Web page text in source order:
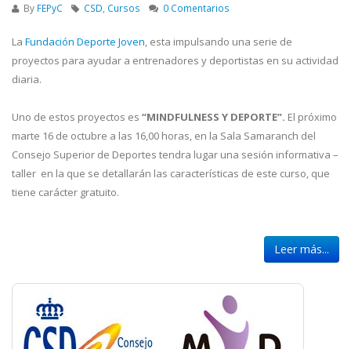
By FEPyC CSD Cursos 0 Comentarios
La Fundación Deporte Joven , esta impulsando una serie de
proyectos para ayudar a entrenadores y deportistas en su actividad
diaria.
Uno de estos proyectos es “MINDFULNESS Y DEPORTE”. El próximo
marte 16 de octubre a las 16,00 horas, en la Sala Samaranch del
Consejo Superior de Deportes tendra lugar una sesión informativa –
taller en la que se detallarán las características de este curso, que
tiene carácter gratuito.
Leer más...